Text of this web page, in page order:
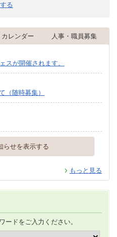
る
レンダー 人事・職員募集
スが開催されます。
（随時募集）
らせを表示する
もっと見る
ードをご入力ください。